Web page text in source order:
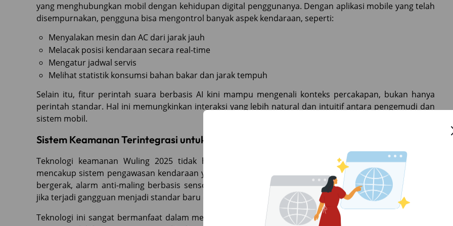
yang menghubungkan mobil dengan kehidupan digital penggunanya. Dengan aplikasi mobile yang telah
disempurnakan, pengguna bisa mengontrol banyak aspek kendaraan, seperti:
Menyalakan mesin dan AC dari jarak jauh
Melacak posisi kendaraan secara real-time
Mengatur jadwal servis
Melihat statistik konsumsi bahan bakar dan jarak tempuh
Selain itu, fitur perintah suara berbasis AI kini mampu mengenali konteks percakapan, bukan hanya
perintah standar. Hal ini memungkinkan interaksi yang lebih natural dan intuitif antara pengemudi dan
sistem mobil.
Sistem Keamanan Terintegrasi untuk Perlindungan Maksimal
Teknologi keamanan Wuling 2025 tidak hanya berhenti di fitur bantuan mengemudi, tetapi juga
mencakup sistem pengawasan kendaraan yang lebih cerdas. Kamera 360 derajat dengan deteksi objek
bergerak, alarm anti-maling berbasis sensor gerak, dan notifikasi langsung ke smartphone pengguna
jika terjadi gangguan menjadi standar baru dalam lini produk Wuling.
Teknologi ini sangat bermanfaat dalam meminimalkan risiko kehilangan kendaraan serta memberikan